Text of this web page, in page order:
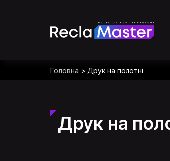
Головна > Друк на полотні
Друк на